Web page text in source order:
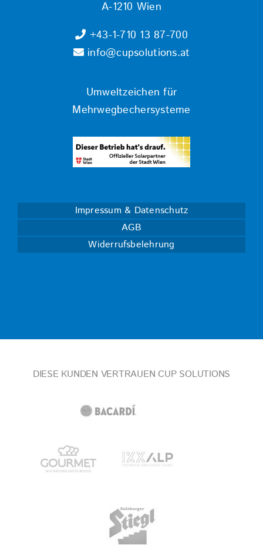
A-1210 Wien
+43-1-710 13 87-700
info@cupsolutions.at
Umweltzeichen für
Mehrwegbechersysteme
Impressum & Datenschutz
AGB
Widerrufsbelehrung
DIESE KUNDEN VERTRAUEN CUP SOLUTIONS